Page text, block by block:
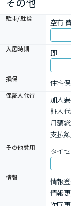
イセイ・ハウジー
駐車/駐輪 空有
入居時期
即
損保
住宅
保証人代行
加入
証人
月額
支払
その他費用 タイ
情報
情報
情報